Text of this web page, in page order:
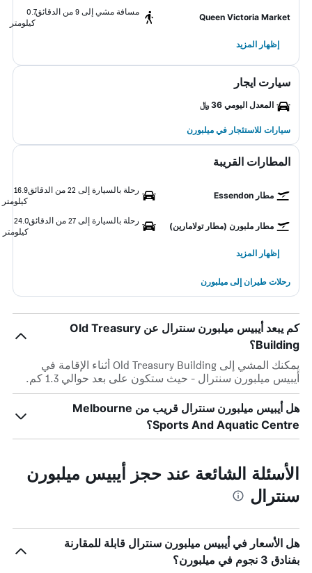
Queen Victoria Market
مسافة مشي إلى 9 من الدقائق
0.7
كيلومتر
إظهار المزيد
سيارت ايجار
المعدل اليومي 36 ﷼
سيارات للاستئجار في ميلبورن
المطارات القريبة
مطار Essendon
رحلة بالسيارة إلى 22 من الدقائق
16.9
كيلومتر
مطار ملبورن (مطار تولامارين)
رحلة بالسيارة إلى 27 من الدقائق
24.0
كيلومتر
إظهار المزيد
رحلات طيران إلى ميلبورن
كم يبعد أيبيس ميلبورن سنترال عن Old Treasury
Building؟
يمكنك المشي إلى Old Treasury Building أثناء الإقامة في
أيبيس ميلبورن سنترال - حيث ستكون على بعد حوالي 1.3 كم.
هل أيبيس ميلبورن سنترال قريب من Melbourne
Sports And Aquatic Centre؟
الأسئلة الشائعة عند حجز أيبيس ميلبورن
سنترال
هل الأسعار في أيبيس ميلبورن سنترال قابلة للمقارنة
بفنادق 3 نجوم في ميلبورن؟